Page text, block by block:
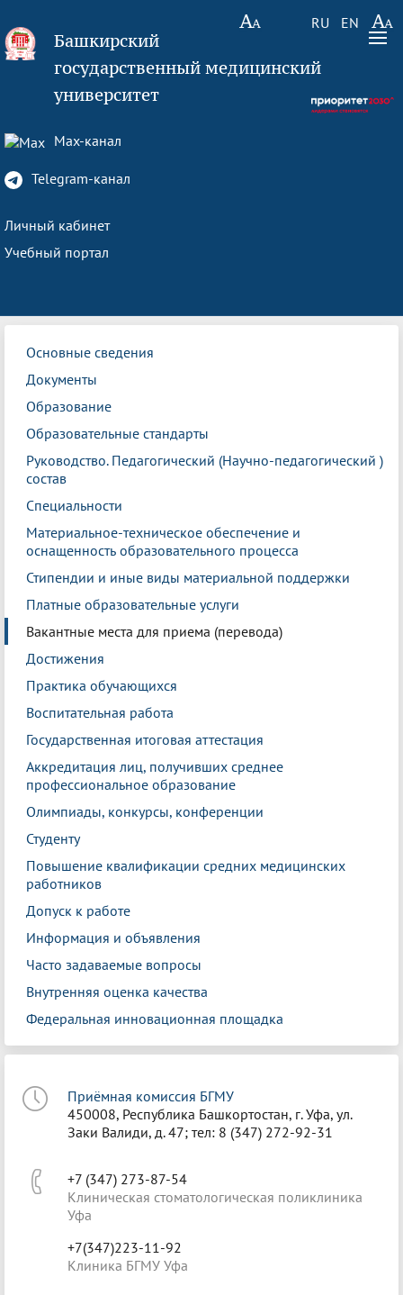
RU EN
Башкирский
государственный медицинский
университет
Max-канал
Telegram-канал
Личный кабинет
Учебный портал
Основные сведения
Документы
Образование
Образовательные стандарты
Руководство. Педагогический (Научно-педагогический )
состав
Специальности
Материальное-техническое обеспечение и
оснащенность образовательного процесса
Стипендии и иные виды материальной поддержки
Платные образовательные услуги
Вакантные места для приема (перевода)
Достижения
Практика обучающихся
Воспитательная работа
Государственная итоговая аттестация
Аккредитация лиц, получивших среднее
профессиональное образование
Олимпиады, конкурсы, конференции
Студенту
Повышение квалификации средних медицинских
работников
Допуск к работе
Информация и объявления
Часто задаваемые вопросы
Внутренняя оценка качества
Федеральная инновационная площадка
Приёмная комиссия БГМУ
450008, Республика Башкортостан, г. Уфа, ул.
Заки Валиди, д. 47; тел: 8 (347) 272-92-31
+7 (347) 273-87-54
Клиническая стоматологическая поликлиника
Уфа
+7(347)223-11-92
Клиника БГМУ Уфа